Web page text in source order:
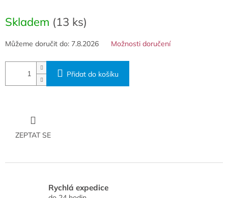
cena:
Skladem (13 ks)
Můžeme doručit do: 7.8.2026 Možnosti doručení
Přidat do košíku
ZEPTAT SE
Rychlá expedice